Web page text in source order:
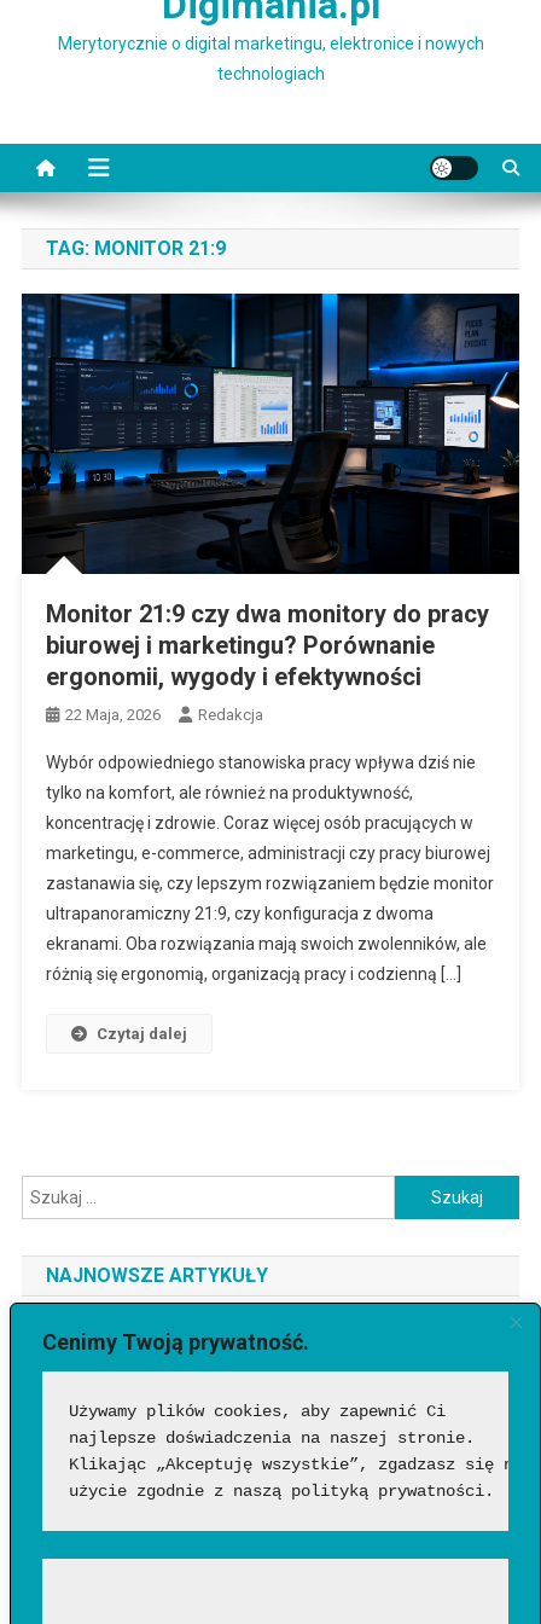
Cenimy Twoją prywatność.
Używamy plików cookies, aby zapewnić Ci
najlepsze doświadczenia na naszej stronie.
Klikając „Akceptuję wszystkie”, zgadzasz się
użycie zgodnie z naszą polityką prywatności.
Merytorycznie o digital marketingu, elektronice i nowych
technologiach
TAG: MONITOR 21:9
Monitor 21:9 czy dwa monitory do pracy
biurowej i marketingu? Porównanie
ergonomii, wygody i efektywności
22 Maja, 2026 Redakcja
Wybór odpowiedniego stanowiska pracy wpływa dziś nie
tylko na komfort, ale również na produktywność,
koncentrację i zdrowie. Coraz więcej osób pracujących w
marketingu, e-commerce, administracji czy pracy biurowej
zastanawia się, czy lepszym rozwiązaniem będzie monitor
ultrapanoramiczny 21:9, czy konfiguracja z dwoma
ekranami. Oba rozwiązania mają swoich zwolenników, ale
różnią się ergonomią, organizacją pracy i codzienną […]
Czytaj dalej
Szukaj:
NAJNOWSZE ARTYKUŁY
Jaki telefon do 3500 zł wybrać? Ranking najlepszych modeli
[2026]
Jak sprawdzić, czy wideo wygenerowała AI?
Google Flow Music – co to takiego, jak działa i czy warto?
Funkcje, możliwości i pierwsze wrażenia
Jakich zawodów nie zastąpi AI? Profesje, w których człowiek
nadal będzie niezastąpiony?